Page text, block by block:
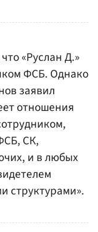
«Руслан Д.»
ФСБ. Однако
заявил
отношения
СК,
и в любых
структурами».